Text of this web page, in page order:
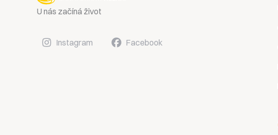
U nás začíná život
Instagram Facebook